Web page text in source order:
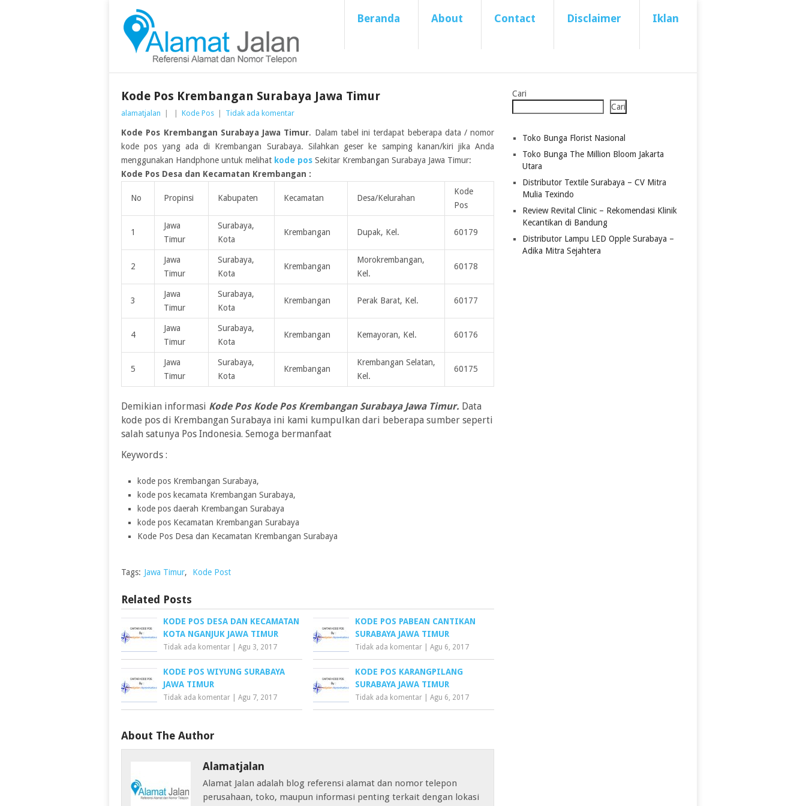
Beranda About Contact Disclaimer Iklan
Kode Pos Krembangan Surabaya Jawa Timur
alamatjalan Kode Pos Tidak ada komentar
Kode Pos Krembangan Surabaya Jawa Timur. Dalam tabel ini terdapat beberapa data / nomor
kode pos yang ada di Krembangan Surabaya. Silahkan geser ke samping kanan/kiri jika Anda
menggunakan Handphone untuk melihat kode pos Sekitar Krembangan Surabaya Jawa Timur:
Kode Pos Desa dan Kecamatan Krembangan :
No Propinsi Kabupaten Kecamatan Desa/Kelurahan
Kode
Pos
1
Jawa
Timur
Surabaya,
Kota
Krembangan Dupak, Kel. 60179
2
Jawa
Timur
Surabaya,
Kota
Krembangan
Morokrembangan,
Kel.
60178
3
Jawa
Timur
Surabaya,
Kota
Krembangan Perak Barat, Kel. 60177
4
Jawa
Timur
Surabaya,
Kota
Krembangan Kemayoran, Kel. 60176
5
Jawa
Timur
Surabaya,
Kota
Krembangan
Krembangan Selatan,
Kel.
60175
Demikian informasi Kode Pos Kode Pos Krembangan Surabaya Jawa Timur. Data
kode pos di Krembangan Surabaya ini kami kumpulkan dari beberapa sumber seperti
salah satunya Pos Indonesia. Semoga bermanfaat
Keywords :
kode pos Krembangan Surabaya,
kode pos kecamata Krembangan Surabaya,
kode pos daerah Krembangan Surabaya
kode pos Kecamatan Krembangan Surabaya
Kode Pos Desa dan Kecamatan Krembangan Surabaya
Tags: Jawa Timur, Kode Post
Related Posts
KODE POS DESA DAN KECAMATAN
KOTA NGANJUK JAWA TIMUR
Tidak ada komentar Agu 3, 2017
KODE POS PABEAN CANTIKAN
SURABAYA JAWA TIMUR
Tidak ada komentar |Agu 6, 2017
KODE POS WIYUNG SURABAYA
JAWA TIMUR
Tidak ada komentar Agu 7, 2017
KODE POS KARANGPILANG
SURABAYA JAWA TIMUR
Tidak ada komentar |Agu 6, 2017
About The Author
Alamatjalan
Alamat Jalan adalah blog referensi alamat dan nomor telepon
perusahaan, toko, maupun informasi penting terkait dengan lokasi
Cari
Cari
Toko Bunga Florist Nasional
Toko Bunga The Million Bloom Jakarta
Utara
Distributor Textile Surabaya – CV Mitra
Mulia Texindo
Review Revital Clinic – Rekomendasi Klinik
Kecantikan di Bandung
Distributor Lampu LED Opple Surabaya –
Adika Mitra Sejahtera